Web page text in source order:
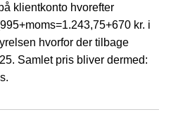
klientkonto hvorefter
kr. i
hvorfor der tilbage
Samlet pris bliver dermed: